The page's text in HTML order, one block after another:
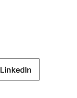
LinkedIn